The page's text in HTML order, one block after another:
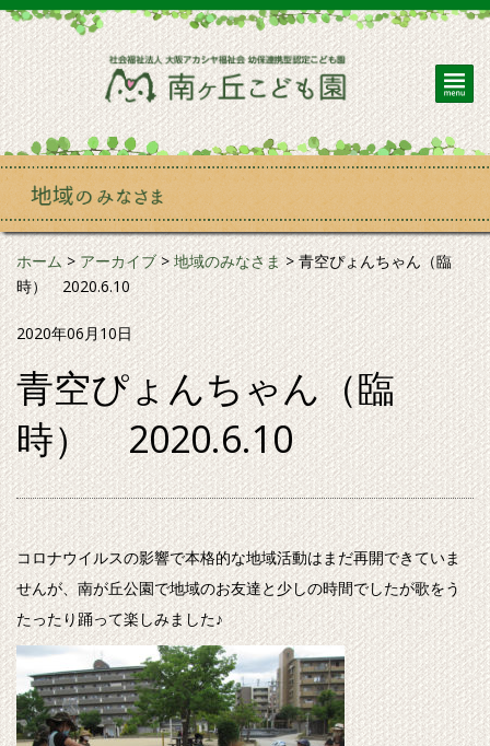
ホーム>アーカイブ>地域のみなさま>青空ぴょんちゃん（臨
時） 2020.6.10
2020年06月10日
青空ぴょんちゃん（臨
時） 2020.6.10
コロナウイルスの影響で本格的な地域活動はまだ再開できていま
せんが、南が丘公園で地域のお友達と少しの時間でしたが歌をう
たったり踊って楽しみました♪